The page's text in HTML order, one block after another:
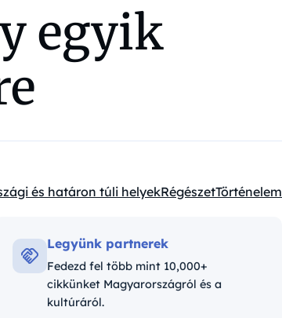
egyik
és határon túli helyekRégészetTörténelem
Legyünk partnerek
Fedezd fel több mint 10,000+
cikkünket Magyarországról és a
kultúráról.